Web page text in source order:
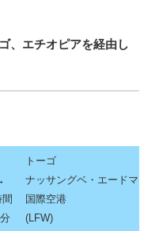
、エチオピアを経由し
トーゴ
ナッサングベ・エードマ
国際空港
(LFW)